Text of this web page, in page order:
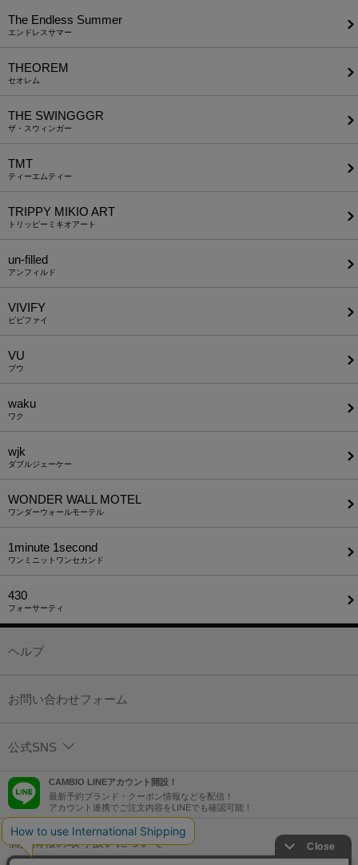
The Endless Summer
エンドレスサマー
THEOREM
セオレム
THE SWINGGGR
ザ・スウィンガー
TMT
ティーエムティー
TRIPPY MIKIO ART
トリッピーミキオアート
un-filled
アンフィルド
VIVIFY
ビビファイ
VU
ブウ
waku
ワク
wjk
ダブルジェーケー
WONDER WALL MOTEL
ワンダーウォールモーテル
1minute​ 1second
ワンミニットワンセカンド
430
フォーサーティ
ヘルプ
お問い合わせフォーム
公式SNS
CAMBIO LINEアカウント開設！
最新予約ブランド・クーポン情報などを配信！
アカウント連携でご注文内容をLINEでも確認可能！
個人情報の取り扱いについて